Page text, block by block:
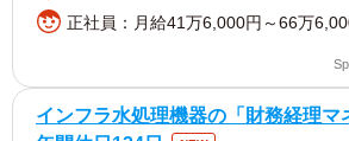
正社員：月給41万6,000円～66万
インフラ水処理機器の「財務経理マ